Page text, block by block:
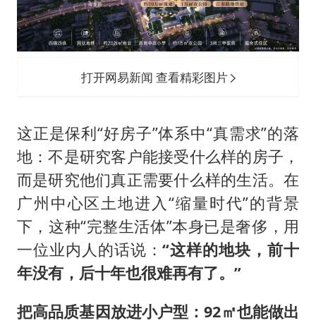
打开网易新闻 查看精彩图片
这正是保利“好房子”体系中“真需求”的落
地：不是研究客户能接受什么样的房子，
而是研究他们真正需要什么样的生活。在
广州中心区土地进入“缩量时代”的背景
下，这种“完整生活体”本身已是奢侈，用
一位业内人的话说：“这样的地块，前十
年没有，后十年也很难再有了。”
把高品质基因放进小户型：92㎡也能做出